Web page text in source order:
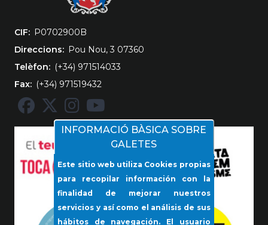
CIF
‎P0702900B
Direccions
Pou Nou, 3 07360
Telèfon
(+34) 971514033
Fax
(+34) 971519432
INFORMACIÓ BÀSICA SOBRE
GALETES
Este sitio web utiliza Cookies propias
para recopilar información con la
finalidad de mejorar nuestros
servicios y así como el análisis de sus
hábitos de navegación. El usuario